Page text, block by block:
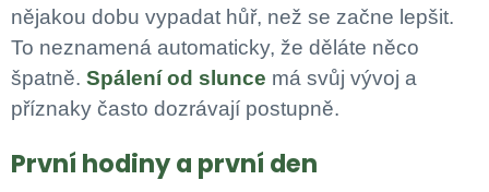
nějakou dobu vypadat hůř, než se začne lepšit.
To neznamená automaticky, že děláte něco
špatně. Spálení od slunce má svůj vývoj a
příznaky často dozrávají postupně.
První hodiny a první den